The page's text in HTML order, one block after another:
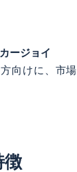
ージョイ
向けに、市
徴